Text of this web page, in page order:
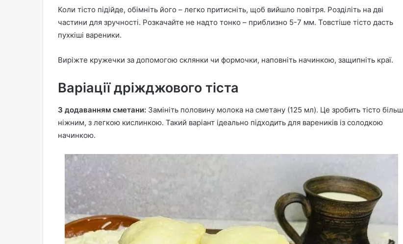
Коли тісто підійде, обімніть його – легко притисніть, щоб вийшло повітря. Розділіть на дві
частини для зручності. Розкачайте не надто тонко – приблизно 5-7 мм. Товстіше тісто дасть
пухкіші вареники.
Виріжте кружечки за допомогою склянки чи формочки, наповніть начинкою, защипніть краї.
Варіації дріжджового тіста
З додаванням сметани: Замініть половину молока на сметану (125 мл). Це зробить тісто більш
ніжним, з легкою кислинкою. Такий варіант ідеально підходить для вареників із солодкою
начинкою.